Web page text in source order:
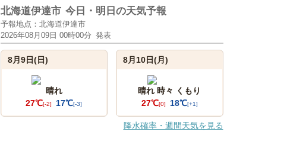
北海道伊達市 今日・明日の天気予報
予報地点：北海道伊達市
2026年08月09日 00時00分 発表
8月9日(日)
晴れ
27℃[-2] 17℃[-3]
8月10日(月)
晴れ 時々 くもり
27℃[0] 18℃[+1]
降水確率・週間天気を見る